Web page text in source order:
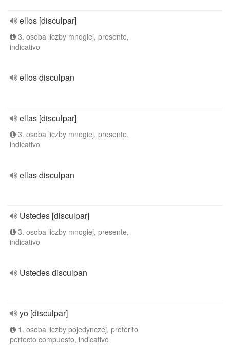
ellos [disculpar]
3. osoba liczby mnogiej, presente,
indicativo
ellos disculpan
ellas [disculpar]
3. osoba liczby mnogiej, presente,
indicativo
ellas disculpan
Ustedes [disculpar]
3. osoba liczby mnogiej, presente,
indicativo
Ustedes disculpan
yo [disculpar]
1. osoba liczby pojedynczej, pretérito
perfecto compuesto, indicativo